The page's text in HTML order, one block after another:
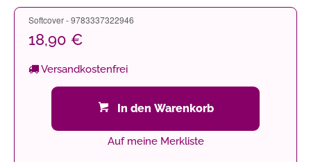
Softcover - 9783337322946
18,90 €
Versandkostenfrei
In den Warenkorb
Auf meine Merkliste